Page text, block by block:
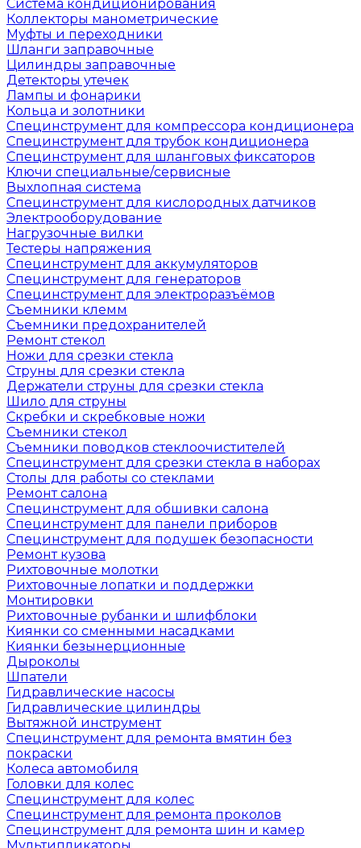
Система кондиционирования
Коллекторы манометрические
Муфты и переходники
Шланги заправочные
Цилиндры заправочные
Детекторы утечек
Лампы и фонарики
Кольца и золотники
Специнструмент для компрессора кондиционера
Специнструмент для трубок кондиционера
Специнструмент для шланговых фиксаторов
Ключи специальные/сервисные
Выхлопная система
Специнструмент для кислородных датчиков
Электрооборудование
Нагрузочные вилки
Тестеры напряжения
Специнструмент для аккумуляторов
Специнструмент для генераторов
Специнструмент для электроразъёмов
Съемники клемм
Съемники предохранителей
Ремонт стекол
Ножи для срезки стекла
Струны для срезки стекла
Держатели струны для срезки стекла
Шило для струны
Скребки и скребковые ножи
Съемники стекол
Съемники поводков стеклоочистителей
Специнструмент для срезки стекла в наборах
Столы для работы со стеклами
Ремонт салона
Специнструмент для обшивки салона
Специнструмент для панели приборов
Специнструмент для подушек безопасности
Ремонт кузова
Рихтовочные молотки
Рихтовочные лопатки и поддержки
Монтировки
Рихтовочные рубанки и шлифблоки
Киянки со сменными насадками
Киянки безынерционные
Дыроколы
Шпатели
Гидравлические насосы
Гидравлические цилиндры
Вытяжной инструмент
Специнструмент для ремонта вмятин без
покраски
Колеса автомобиля
Головки для колес
Специнструмент для колес
Специнструмент для ремонта проколов
Специнструмент для ремонта шин и камер